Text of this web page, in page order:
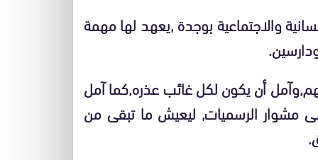
والاجتماعية بوجدة ,يعهد لها مهمة
أن يكون لكل غائب عذره,كما آمل
مشوار الرسميات, ليعيش ما تبقى من